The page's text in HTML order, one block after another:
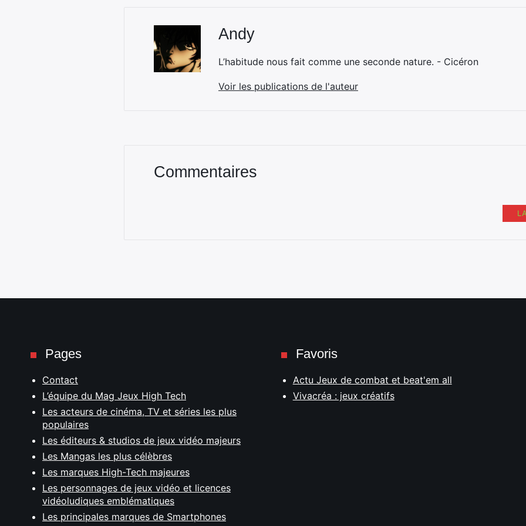
Andy
L’habitude nous fait comme une seconde nature. - Cicéron
Voir les publications de l'auteur
Commentaires
Pages
Contact
L’équipe du Mag Jeux High Tech
Les acteurs de cinéma, TV et séries les plus
populaires
Les éditeurs & studios de jeux vidéo majeurs
Les Mangas les plus célèbres
Les marques High-Tech majeures
Les personnages de jeux vidéo et licences
vidéoludiques emblématiques
Les principales marques de Smartphones
Favoris
Actu Jeux de combat et beat'em all
Vivacréa : jeux créatifs